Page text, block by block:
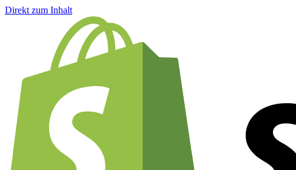
Direkt zum Inhalt